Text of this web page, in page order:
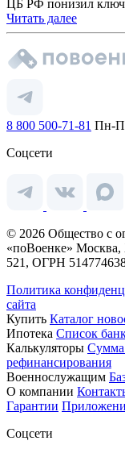
ЦБ РФ понизил
Читать далее
8 800 500-71-81 Пн-
Соцсети
© 2026 Общество с
«поВоенке» Москва,
521, ОГРН
Политика
сайта
Купить Каталог
Ипотека Список
Калькуляторы Сумма
рефинансирования
Военнослужащим
О компании
Гарантии
Соцсети